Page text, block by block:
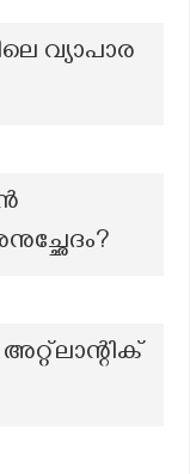
വ്യാപാര